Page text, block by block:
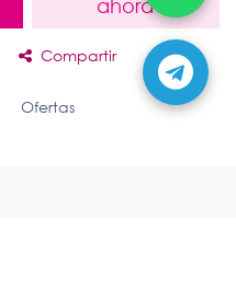
ahora
Compartir
Ofertas